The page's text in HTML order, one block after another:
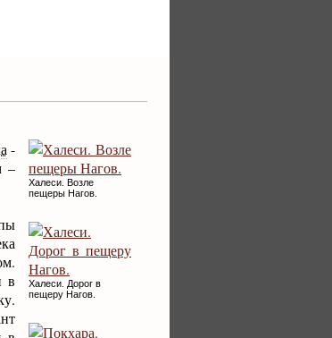
Халеси. Возле
пещеры Нагов.
Халеси. Дорог в
пещеру Нагов.
-
–
в